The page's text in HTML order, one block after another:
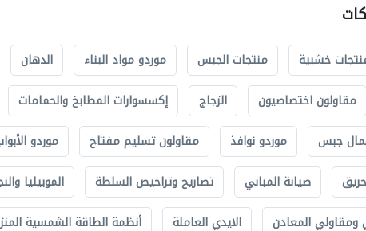
خشبية منتجات الجبس موردو مواد البناء الدهان
مقاولون اختصاصيون الزجاج إكسسوارات المطابخ والحمامات
جبس موردو نوافذ مقاولون تسليم مفتاح موردو
صيانة المباني تصاريح وتراخيص السلطة الموبيليا
ومقاولي المعادن الايدي العاملة أنظمة الطاقة الشمسية